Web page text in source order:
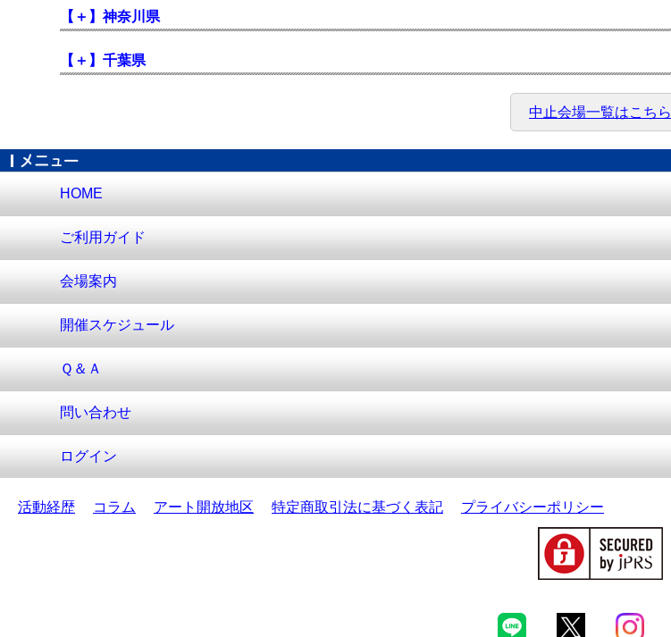
【＋】神奈川県
【＋】千葉県
中止会場一覧はこちら
HOME
ご利用ガイド
会場案内
開催スケジュール
Ｑ＆Ａ
問い合わせ
ログイン
活動経歴 コラム アート開放地区 特定商取引法に基づく表記 プライバシーポリシー